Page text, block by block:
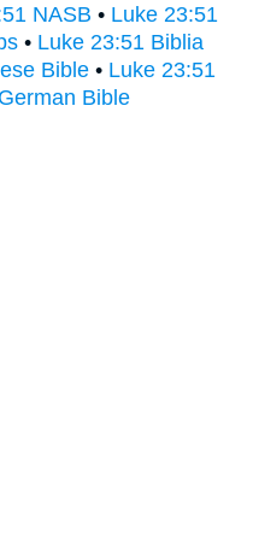
NASB • Luke 23:51
• Luke 23:51 Biblia
Bible • Luke 23:51
Bible